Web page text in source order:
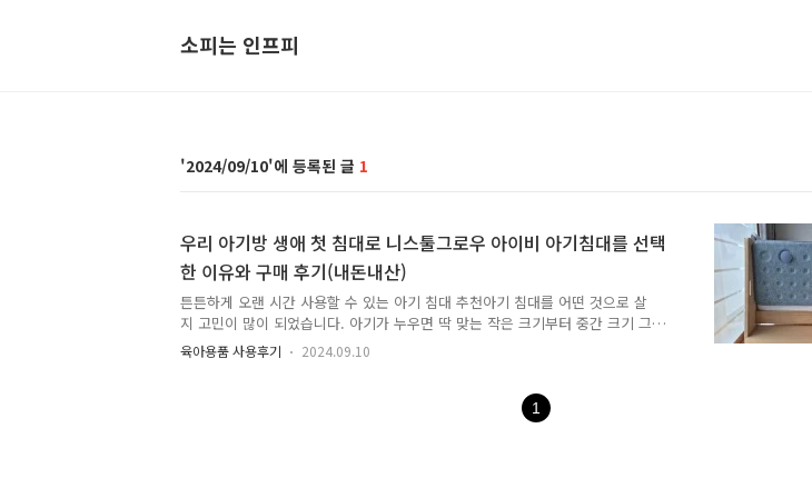
소피는 인프피
2024/09/10 1
우리 아기방 생애 첫 침대로 니스툴그로우 아이비 아기침대를 선택
한 이유와 구매 후기(내돈내산)
튼튼하게 오랜 시간 사용할 수 있는 아기 침대 추천아기 침대를 어떤 것으로 살
지 고민이 많이 되었습니다. 아기가 누우면 딱 맞는 작은 크기부터 중간 크기 그
리고 성인이 누울 정도의 크기까지 종류가 다양했기 때문입니다. 신혼가구를 들
이고 난 후 큰 가구를 집에 들인다는 것을 염두에 두지 않고 있었기 때문에 작은
할지라도 기저귀 갈이대도 잘 나와서 기저귀를 따로 편하게 갈 수도 있고 쿠션
등을 소파에 놓아두고 아기를 케어하거나 수유할 수 있다는 생각이 들었습니다.
육아용품 사용후기 2024.09.10
1